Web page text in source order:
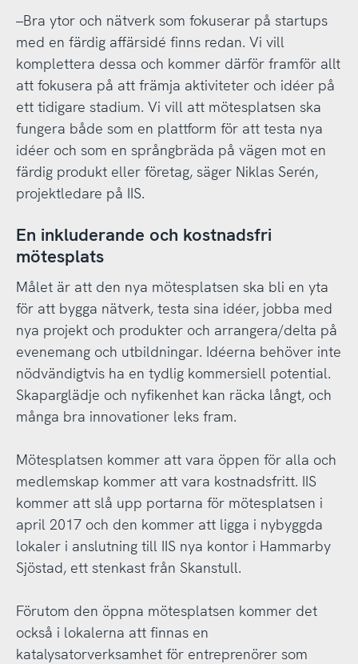
–Bra ytor och nätverk som fokuserar på startups
med en färdig affärsidé finns redan. Vi vill
komplettera dessa och kommer därför framför allt
att fokusera på att främja aktiviteter och idéer på
ett tidigare stadium. Vi vill att mötesplatsen ska
fungera både som en plattform för att testa nya
idéer och som en språngbräda på vägen mot en
färdig produkt eller företag, säger Niklas Serén,
projektledare på IIS.
En inkluderande och kostnadsfri
mötesplats
Målet är att den nya mötesplatsen ska bli en yta
för att bygga nätverk, testa sina idéer, jobba med
nya projekt och produkter och arrangera/delta på
evenemang och utbildningar. Idéerna behöver inte
nödvändigtvis ha en tydlig kommersiell potential.
Skaparglädje och nyfikenhet kan räcka långt, och
många bra innovationer leks fram.
Mötesplatsen kommer att vara öppen för alla och
medlemskap kommer att vara kostnadsfritt. IIS
kommer att slå upp portarna för mötesplatsen i
april 2017 och den kommer att ligga i nybyggda
lokaler i anslutning till IIS nya kontor i Hammarby
Sjöstad, ett stenkast från Skanstull.
Förutom den öppna mötesplatsen kommer det
också i lokalerna att finnas en
katalysatorverksamhet för entreprenörer som